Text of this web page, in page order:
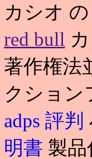
カシオ
red bull
著作権法
クション
adps 評判
明書 製品